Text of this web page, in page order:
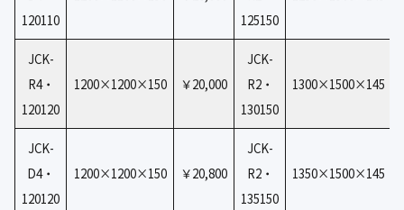
120110
125150
JCK-
R4・
120120
1200×1200×150 ￥20,000
JCK-
R2・
130150
1300×1500×145
JCK-
D4・
120120
1200×1200×150 ￥20,800
JCK-
R2・
135150
1350×1500×145